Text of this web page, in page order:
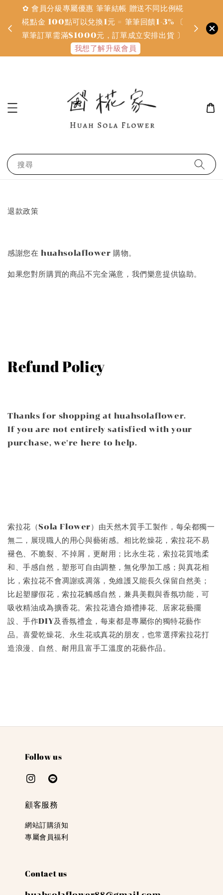
✿ 會員分級專屬優惠 筆筆結帳 贈送不同比例椛
椛點金 100點可以兌換1元 = 筆筆回饋1-3% 〔
單筆訂單需滿$1000元，訂單成立安排出貨 〕
我想了解升級會員
搜尋
退款政策
感謝您在 huahsolaflower 購物。
如果您對所購買的商品不完全滿意，我們樂意提供協助。
Refund Policy
Thanks for shopping at huahsolaflower.
If you are not entirely satisfied with your
purchase, we're here to help.
索拉花（Sola Flower）由天然木質手工製作，每朵都獨一
無二，展現職人的用心與藝術感。相比乾燥花，索拉花不易
褪色、不脆裂、不掉屑，更耐用；比永生花，索拉花質地柔
和、手感自然，塑形可自由調整，無化學加工感；與真花相
比，索拉花不會凋謝或凋落，免維護又能長久保留自然美；
比起塑膠假花，索拉花觸感自然，兼具美觀與香氛功能，可
吸收精油成為擴香花。索拉花適合婚禮捧花、居家花藝擺
設、手作DIY及香氛禮盒，每束都是專屬你的獨特花藝作
品。喜愛乾燥花、永生花或真花的朋友，也常選擇索拉花打
造浪漫、自然、耐用且富手工溫度的花藝作品。
Follow us
顧客服務
網站訂購須知
專屬會員福利
Contact us